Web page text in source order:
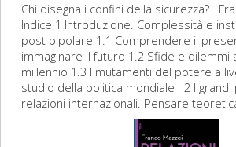
Chi disegna i confini della sicurezza?
Indice 1 Introduzione. Complessità e
post bipolare 1.1 Comprendere il
immaginare il futuro 1.2 Sfide e dilemmi
millennio 1.3 I mutamenti del potere a
studio della politica mondiale 2 I grandi
relazioni internazionali. Pensare